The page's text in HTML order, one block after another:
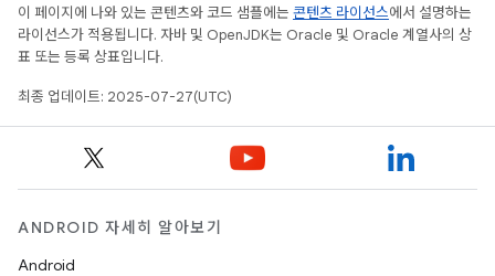
이 페이지에 나와 있는 콘텐츠와 코드 샘플에는 콘텐츠 라이선스에서 설명하는
라이선스가 적용됩니다. 자바 및 OpenJDK는 Oracle 및 Oracle 계열사의 상
표 또는 등록 상표입니다.
최종 업데이트: 2025-07-27(UTC)
ANDROID 자세히 알아보기
Android